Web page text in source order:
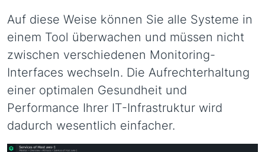
Auf diese Weise können Sie alle Systeme in
einem Tool überwachen und müssen nicht
zwischen verschiedenen Monitoring-
Interfaces wechseln. Die Aufrechterhaltung
einer optimalen Gesundheit und
Performance Ihrer IT-Infrastruktur wird
dadurch wesentlich einfacher.